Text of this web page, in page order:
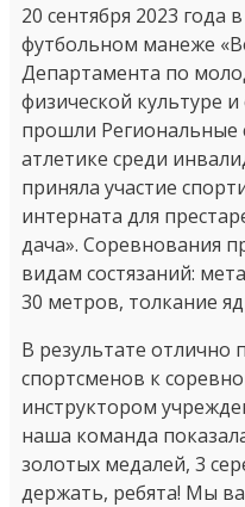
20 сентября 2023 года
футбольном манеже
Департамента по
физической культуре
прошли Региональные
атлетике среди
приняла участие
интерната для
дача». Соревнования
видам состязаний:
30 метров, толкание
В результате отлично
спортсменов к
инструктором
наша команда
золотых медалей, 3
держать, ребята! Мы